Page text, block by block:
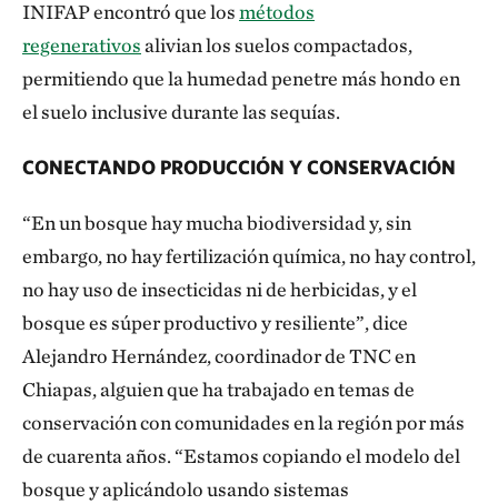
INIFAP encontró que losmétodos
regenerativosalivian los suelos compactados,
permitiendo que la humedad penetre más hondo en
el suelo inclusive durante las sequías.
CONECTANDO PRODUCCIÓN Y CONSERVACIÓN
“En un bosque hay mucha biodiversidad y, sin
embargo, no hay fertilización química, no hay control,
no hay uso de insecticidas ni de herbicidas, y el
bosque es súper productivo y resiliente”, dice
Alejandro Hernández, coordinador de TNC en
Chiapas, alguien que ha trabajado en temas de
conservación con comunidades en la región por más
de cuarenta años. “Estamos copiando el modelo del
bosque y aplicándolo usando sistemas